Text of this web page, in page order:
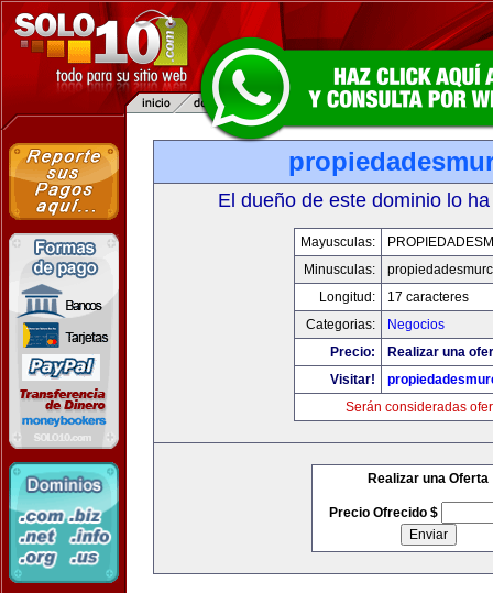
El dueño de este dominio lo
Mayusculas:
Minusculas:
Longitud:
17 caracteres
Categorias:
Negocios
Precio:
Realizar una
Visitar!
Serán consideradas
Realizar una Oferta
Precio Ofrecido $